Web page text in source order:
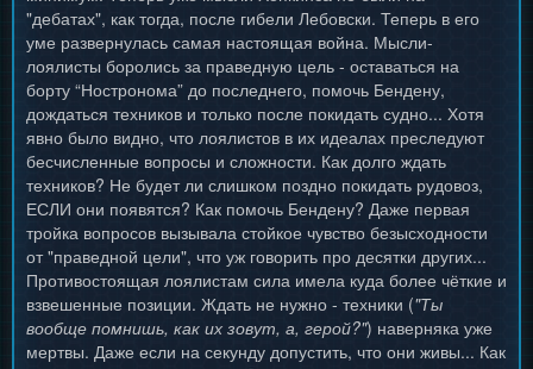
"дебатах", как тогда, после гибели Лебовски. Теперь в его
уме развернулась самая настоящая война. Мысли-
лоялисты боролись за праведную цель - оставаться на
борту “Ностронома” до последнего, помочь Бендену,
дождаться техников и только после покидать судно... Хотя
явно было видно, что лоялистов в их идеалах преследуют
бесчисленные вопросы и сложности. Как долго ждать
техников? Не будет ли слишком поздно покидать рудовоз,
ЕСЛИ они появятся? Как помочь Бендену? Даже первая
тройка вопросов вызывала стойкое чувство безысходности
от "праведной цели", что уж говорить про десятки других...
Противостоящая лоялистам сила имела куда более чёткие и
взвешенные позиции. Ждать не нужно - техники ("Ты
вообще помнишь, как их зовут, а, герой?") наверняка уже
мертвы. Даже если на секунду допустить, что они живы... Как